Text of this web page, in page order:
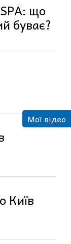
що
буває?
Київ
Мої відео